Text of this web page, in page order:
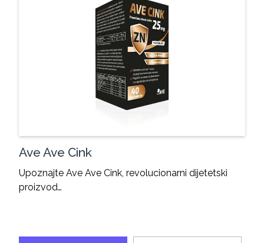
Ave Ave Cink
Upoznajte Ave Ave Cink, revolucionarni dijetetski
proizvod…